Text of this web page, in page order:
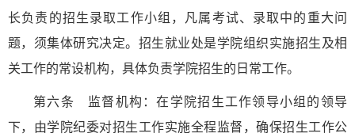
长负责的招生录取工作小组，凡属考试、录取中的重大问
题，须集体研究决定。招生就业处是学院组织实施招生及相
关工作的常设机构，具体负责学院招生的日常工作。
第六条 监督机构：在学院招生工作领导小组的领导
下，由学院纪委对招生工作实施全程监督，确保招生工作公